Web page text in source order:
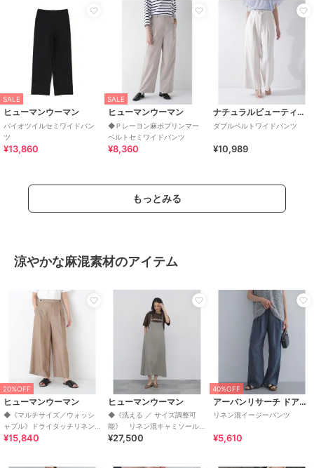
SALE
ヒューマンウーマン
バイオツイルセミワイドパン
ツ
¥13,860
SALE
ヒューマンウーマン
◆Ｐレーヨン麻ポプリンマー
ベルトセミワイドパンツ
¥8,360
ナチュラルビューティーベーシック
ダブルベルトワイドパンツ
¥10,989
もっとみる
涼やかな麻混素材のアイテム
20%OFF
ヒューマンウーマン
◆《マルチサイズ／ウォッシ
ャブル》ドライタッチリネン
混ガウチョパン
¥15,840
ヒューマンウーマン
◆《洗える ／ サイズ調整可
能》 リネン混キャミソール
ワンピ
¥27,500
40%OFF
アーバンリサーチ ドアーズ
リネン混イージーパンツ
¥5,610